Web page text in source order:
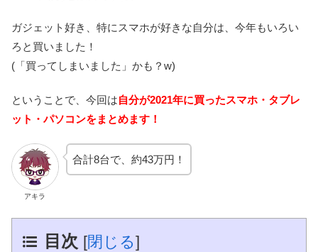
ガジェット好き、特にスマホが好きな自分は、今年もいろい
ろと買いました！
(「買ってしまいました」かも？w)
ということで、今回は自分が2021年に買ったスマホ・タブレ
ット・パソコンをまとめます！
アキラ
合計8台で、約43万円！
目次 [閉じる]